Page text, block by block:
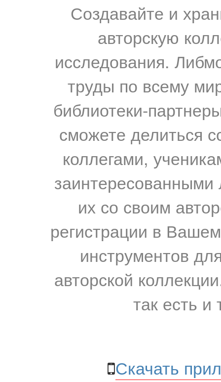
Создавайте и
авторскую
исследования.
труды по всему
библиотеки-
сможете делиться
коллегами,
их со своим
регистрации в
инструментов
авторской
так есть и
Скачать